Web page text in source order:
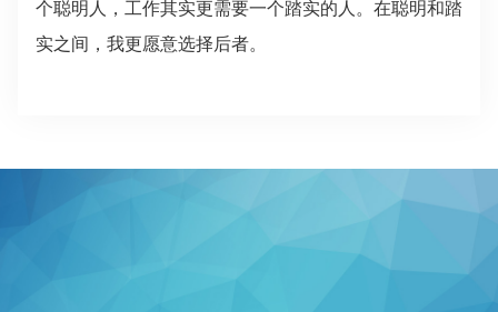
个聪明人，工作其实更需要一个踏实的人。在聪明和踏
实之间，我更愿意选择后者。